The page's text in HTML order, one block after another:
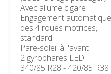
Avec allume cigare
Engagement automatique
des 4 roues motrices,
standard
Pare-soleil à l'avant
2 gyrophares LED
340/85 R28 - 420/85 R38